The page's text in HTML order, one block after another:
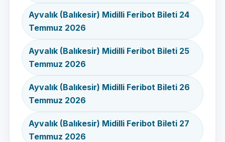
Ayvalık (Balıkesir) Midilli Feribot Bileti 24
Temmuz 2026
Ayvalık (Balıkesir) Midilli Feribot Bileti 25
Temmuz 2026
Ayvalık (Balıkesir) Midilli Feribot Bileti 26
Temmuz 2026
Ayvalık (Balıkesir) Midilli Feribot Bileti 27
Temmuz 2026